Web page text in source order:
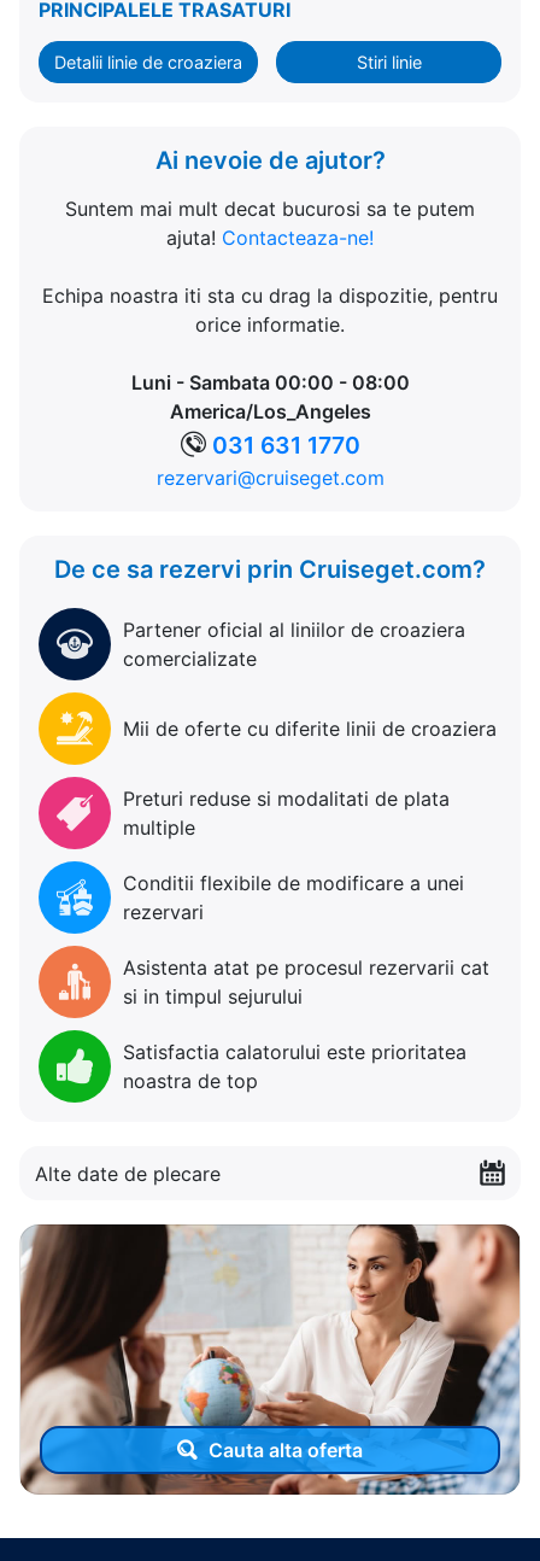
PRINCIPALELE TRASATURI
Detalii linie de croaziera Stiri linie
Ai nevoie de ajutor?
Suntem mai mult decat bucurosi sa te putem
ajuta! Contacteaza-ne!
Echipa noastra iti sta cu drag la dispozitie, pentru
orice informatie.
Luni - Sambata 00:00 - 08:00
America/Los_Angeles
031 631 1770
rezervari@cruiseget.com
De ce sa rezervi prin Cruiseget.com?
Partener oficial al liniilor de croaziera
comercializate
Mii de oferte cu diferite linii de croaziera
Preturi reduse si modalitati de plata
multiple
Conditii flexibile de modificare a unei
rezervari
Asistenta atat pe procesul rezervarii cat
si in timpul sejurului
Satisfactia calatorului este prioritatea
noastra de top
Alte date de plecare
Cauta alta oferta